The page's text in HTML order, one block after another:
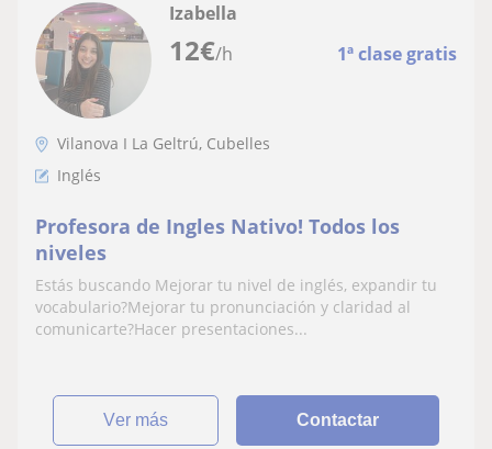
12€/h 1ª clase gratis
Izabella
Vilanova I La Geltrú, Cubelles
Inglés
Profesora de Ingles Nativo! Todos los
niveles
Estás buscando Mejorar tu nivel de inglés, expandir tu
vocabulario?Mejorar tu pronunciación y claridad al
comunicarte?Hacer presentaciones...
ver más Contactar